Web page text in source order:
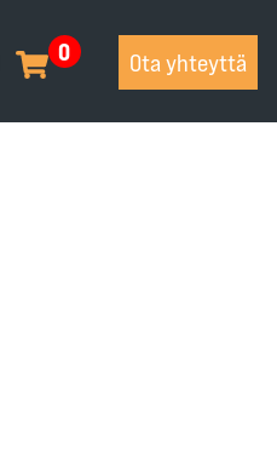
0 Ota yhteyttä